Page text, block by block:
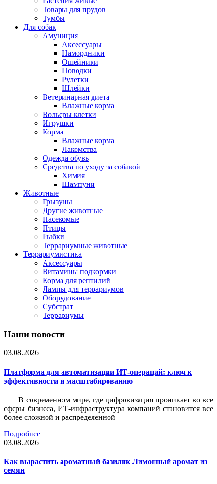
Товары для прудов
Тумбы
Для собак
Амуниция
Аксессуары
Намордники
Ошейники
Поводки
Рулетки
Шлейки
Ветеринарная диета
Влажные корма
Вольеры клетки
Игрушки
Корма
Влажные корма
Лакомства
Одежда обувь
Средства по уходу за собакой
Химия
Шампуни
Животные
Грызуны
Другие животные
Насекомые
Птицы
Рыбки
Террариумные животные
Террариумистика
Аксессуары
Витамины подкормки
Корма для рептилий
Лампы для террариумов
Оборудование
Субстрат
Террариумы
Наши новости
03.08.2026
Платформа для автоматизации ИТ-операций: ключ к
эффективности и масштабированию
В современном мире, где цифровизация проникает во все
сферы бизнеса, ИТ-инфраструктура компаний становится все
более сложной и распределенной
Подробнее
03.08.2026
Как вырастить ароматный базилик Лимонный аромат из
семян